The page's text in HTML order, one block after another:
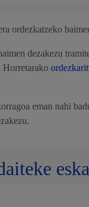
ordezkatzeko
dezakezu
Horretarako
eman nahi